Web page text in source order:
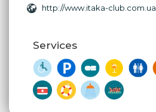
http://www.itaka-club.com.ua
Services